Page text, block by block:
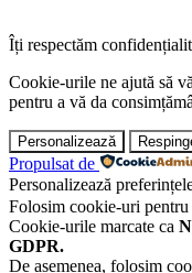
Îți respectăm
Cookie-urile ne ajută să
pentru a vă da
Personalizează
Propulsat de
Personalizează
Folosim cookie-uri pentru
Cookie-urile marcate ca
GDPR.
De asemenea, folosim